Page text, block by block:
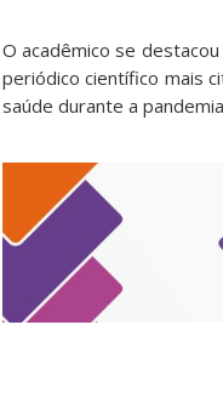
O acadêmico se
periódico científico mais
saúde durante a